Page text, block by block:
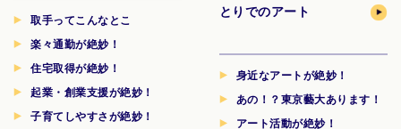
取手ってこんなとこ
楽々通勤が絶妙！
住宅取得が絶妙！
起業・創業支援が絶妙！
子育てしやすさが絶妙！
とりでのアート
身近なアートが絶妙！
あの！？東京藝大あります！
アート活動が絶妙！